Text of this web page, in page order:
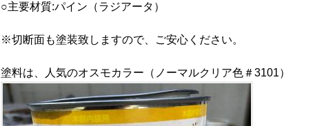
○主要材質:パイン（ラジアータ）
※切断面も塗装致しますので、ご安心ください。
塗料は、人気のオスモカラー（ノーマルクリア色＃3101）